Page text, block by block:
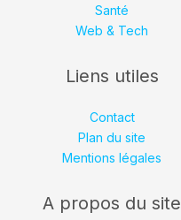
Santé
Web & Tech
Liens utiles
Contact
Plan du site
Mentions légales
A propos du site